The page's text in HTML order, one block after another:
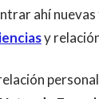
ahí
y